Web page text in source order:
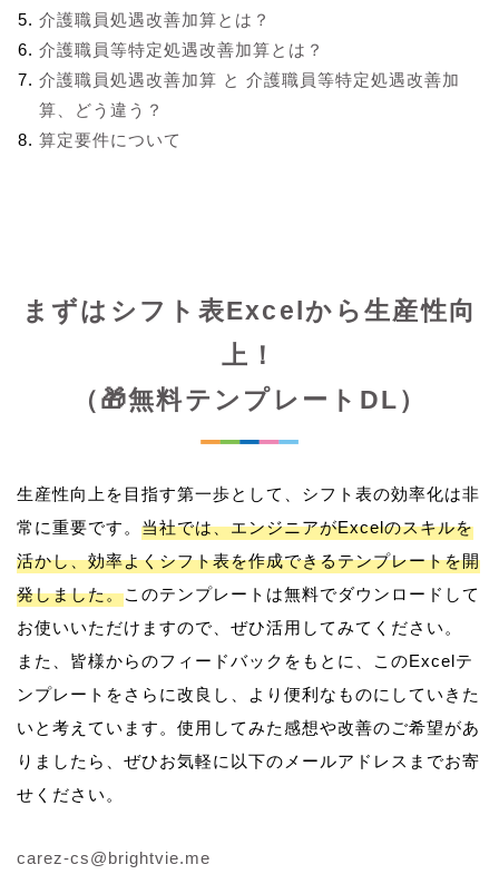
介護職員処遇改善加算とは？
介護職員等特定処遇改善加算とは？
介護職員処遇改善加算 と 介護職員等特定処遇改善加
算、どう違う？
算定要件について
まずはシフト表Excelから生産性向
上！
（🎁無料テンプレートDL）
生産性向上を目指す第一歩として、シフト表の効率化は非
常に重要です。 当社では、エンジニアがExcelのスキルを
活かし、効率よくシフト表を作成できるテンプレートを開
発しました。このテンプレートは無料でダウンロードして
お使いいただけますので、ぜひ活用してみてください。
また、皆様からのフィードバックをもとに、このExcelテ
ンプレートをさらに改良し、より便利なものにしていきた
いと考えています。使用してみた感想や改善のご希望があ
りましたら、ぜひお気軽に以下のメールアドレスまでお寄
せください。
carez-cs@brightvie.me